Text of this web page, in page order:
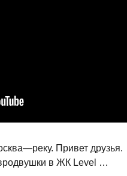
Привет друзья.
в ЖК Level …